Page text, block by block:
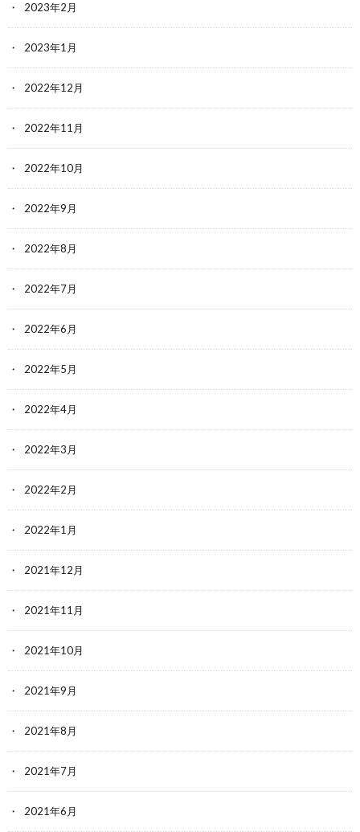
2023年2月
2023年1月
2022年12月
2022年11月
2022年10月
2022年9月
2022年8月
2022年7月
2022年6月
2022年5月
2022年4月
2022年3月
2022年2月
2022年1月
2021年12月
2021年11月
2021年10月
2021年9月
2021年8月
2021年7月
2021年6月